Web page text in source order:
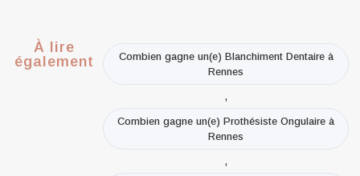
À lire
également
Combien gagne un(e) Blanchiment Dentaire à
Rennes
,
Combien gagne un(e) Prothésiste Ongulaire à
Rennes
,